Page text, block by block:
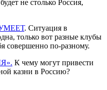
не столько Россия,
. Ситуация в
только вот разные клубы
совершенно по-разному.
К чему могут привести
казни в Россию?